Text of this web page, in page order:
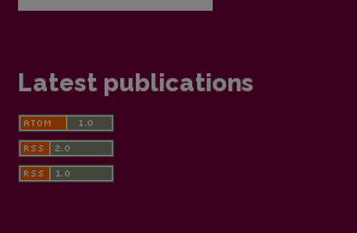
Latest publications